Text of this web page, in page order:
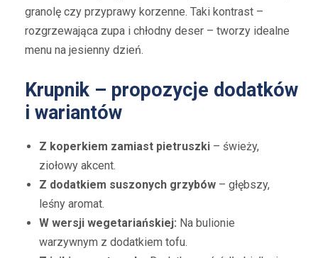
granolę czy przyprawy korzenne. Taki kontrast –
rozgrzewająca zupa i chłodny deser – tworzy idealne
menu na jesienny dzień.
Krupnik – propozycje dodatków
i wariantów
Z koperkiem zamiast pietruszki – świeży,
ziołowy akcent.
Z dodatkiem suszonych grzybów – głębszy,
leśny aromat.
W wersji wegetariańskiej: Na bulionie
warzywnym z dodatkiem tofu.